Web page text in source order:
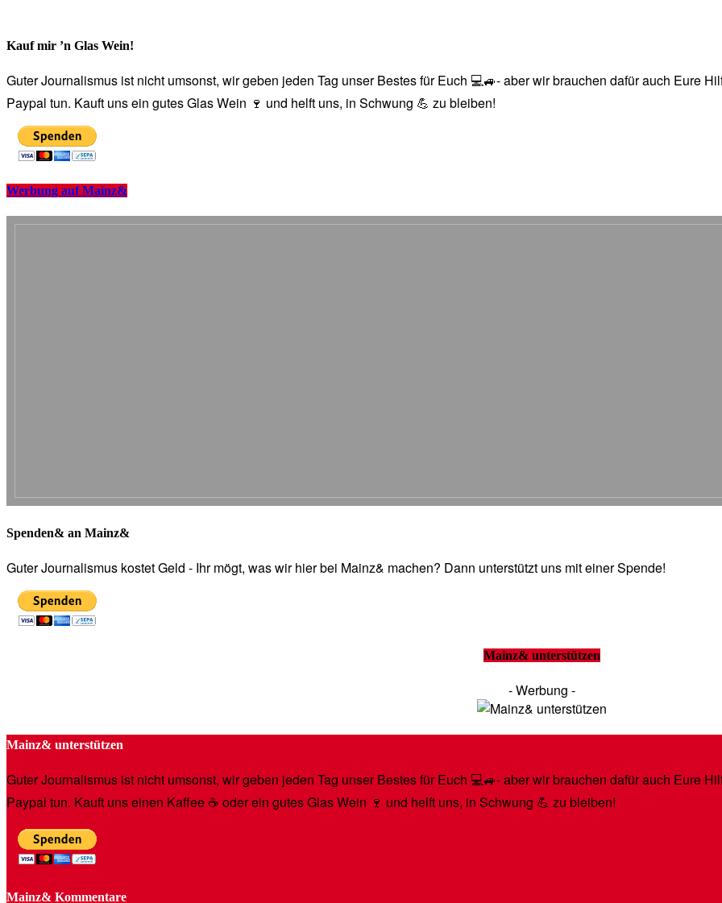
Kauf mir ’n Glas Wein!
Guter Journalismus ist nicht umsonst, wir geben jeden Tag unser Bestes für Euch 💻🚙- aber wir brauchen dafür auch Eure
Paypal tun. Kauft uns ein gutes Glas Wein 🍷 und helft uns, in Schwung 💪 zu bleiben!
Werbung auf Mainz&
Spenden& an Mainz&
Guter Journalismus kostet Geld - Ihr mögt, was wir hier bei Mainz& machen? Dann unterstützt uns mit einer Spende!
Mainz& unterstützen
- Werbung -
Mainz& unterstützen
Guter Journalismus ist nicht umsonst, wir geben jeden Tag unser Bestes für Euch 💻🚙- aber wir brauchen dafür auch Eure
Paypal tun. Kauft uns einen Kaffee ☕️ oder ein gutes Glas Wein 🍷 und helft uns, in Schwung 💪 zu bleiben!
Mainz& Kommentare